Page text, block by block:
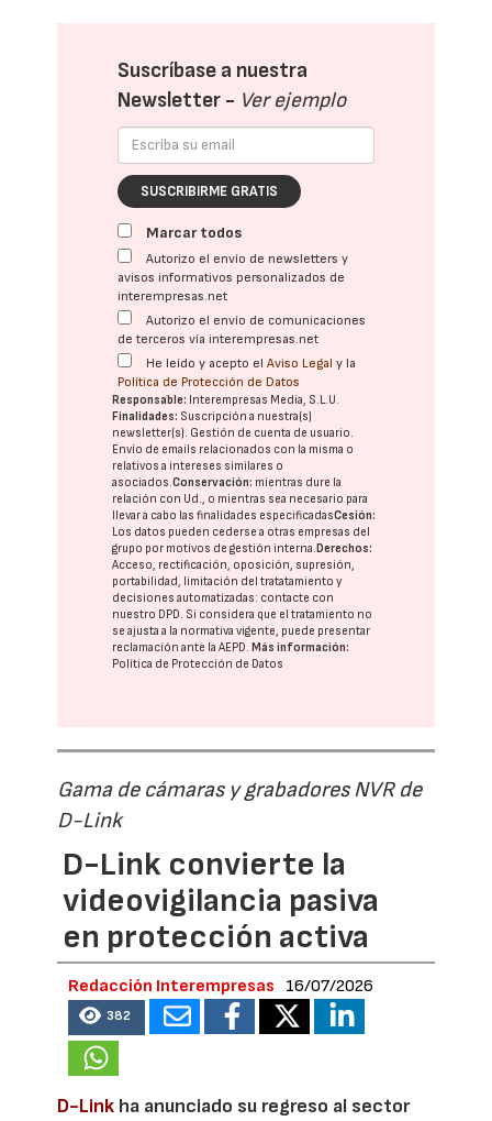
Suscríbase a nuestra
Newsletter - Ver ejemplo
SUSCRIBIRME GRATIS
Marcar todos
Autorizo el envío de newsletters y
avisos informativos personalizados de
interempresas.net
Autorizo el envío de comunicaciones
de terceros vía interempresas.net
He leído y acepto elAviso Legal y la
Política de Protección de Datos
Responsable: Interempresas Media, S.L.U.
Finalidades: Suscripción a nuestra(s)
newsletter(s). Gestión de cuenta de usuario.
Envío de emails relacionados con la misma o
relativos a intereses similares o
asociados.Conservación: mientras dure la
relación con Ud., o mientras sea necesario para
llevar a cabo las finalidades especificadasCesión:
Los datos pueden cederse a otras empresas del
grupo por motivos de gestión interna.Derechos:
Acceso, rectificación, oposición, supresión,
portabilidad, limitación del tratatamiento y
decisiones automatizadas: contacte con
nuestro DPD. Si considera que el tratamiento no
se ajusta a la normativa vigente, puede presentar
reclamación ante laAEPD.Más información:
Política de Protección de Datos
Gama de cámaras y grabadores NVR de
D-Link
D-Link convierte la
videovigilancia pasiva
en protección activa
Redacción Interempresas 16/07/2026
382
D-Link ha anunciado su regreso al sector